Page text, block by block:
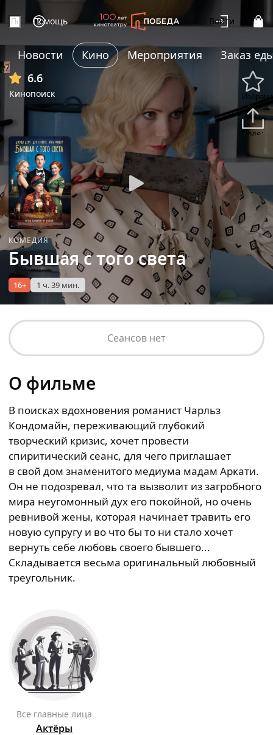
Помощь Войти
Новости Кино Мероприятия
Заказ
6.6
Кинопоиск
+7
КОМЕДИЯ
Бывшая с того света
16+ 1 ч. 39 мин.
Сеансов нет
О фильме
В поисках вдохновения романист Чарльз
Кондомайн, переживающий глубокий
творческий кризис, хочет провести
спиритический сеанс, для чего приглашает
в свой дом знаменитого медиума мадам Аркати.
Он не подозревал, что та вызволит из загробного
мира неугомонный дух его покойной, но очень
ревнивой жены, которая начинает травить его
новую супругу и во что бы то ни стало хочет
вернуть себе любовь своего бывшего...
Складывается весьма оригинальный любовный
треугольник.
Все главные лица
Актёры